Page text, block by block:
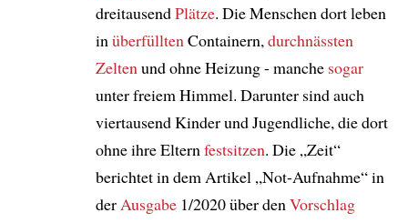
dreitausendPlätze. Die Menschen dort leben
in überfüllten Containern, durchnässten
Zelten und ohne Heizung - manche sogar
unter freiem Himmel. Darunter sind auch
viertausend Kinder und Jugendliche, die dort
ohne ihre Eltern festsitzen. Die „Zeit“
berichtet in dem Artikel „Not-Aufnahme“ in
der Ausgabe1/2020 über den Vorschlag